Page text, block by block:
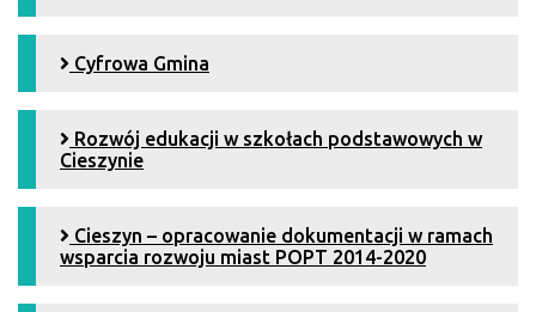
Cyfrowa Gmina
Rozwój edukacji w szkołach podstawowych w
Cieszynie
Cieszyn – opracowanie dokumentacji w ramach
wsparcia rozwoju miast POPT 2014-2020